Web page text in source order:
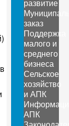
развитие
заказ
Поддержка
малого и
среднего
бизнеса
Сельское
хозяйство
и АПК
АПК